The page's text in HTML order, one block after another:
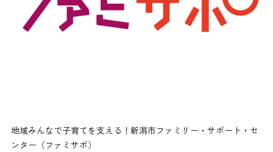
地域みんなで子育てを支える！新潟市ファミリー・サポート・セ
ンター（ファミサポ）